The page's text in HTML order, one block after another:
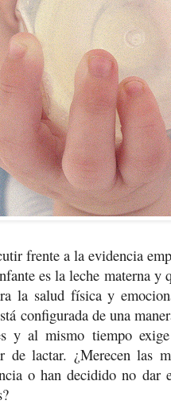
frente a la evidencia
es la leche materna y
la salud física y
configurada de una
y al mismo tiempo
de lactar. ¿Merecen las
o han decidido no dar